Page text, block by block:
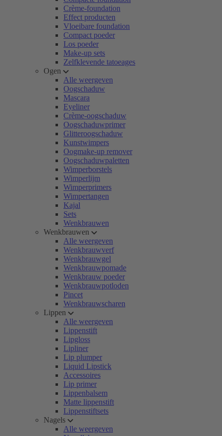
Crème-foundation
Effect producten
Vloeibare foundation
Compact poeder
Los poeder
Make-up sets
Zelfklevende tatoeages
Ogen
Alle weergeven
Oogschaduw
Mascara
Eyeliner
Crème-oogschaduw
Oogschaduwprimer
Glitteroogschaduw
Kunstwimpers
Oogmake-up remover
Oogschaduwpaletten
Wimperborstels
Wimperlijm
Wimperprimers
Wimpertangen
Kajal
Sets
Wenkbrauwen
Wenkbrauwen
Alle weergeven
Wenkbrauwverf
Wenkbrauwgel
Wenkbrauwpomade
Wenkbrauw poeder
Wenkbrauwpotloden
Pincet
Wenkbrauwscharen
Lippen
Alle weergeven
Lippenstift
Lipgloss
Lipliner
Lip plumper
Liquid Lipstick
Accessoires
Lip primer
Lippenbalsem
Matte lippenstift
Lippenstiftsets
Nagels
Alle weergeven